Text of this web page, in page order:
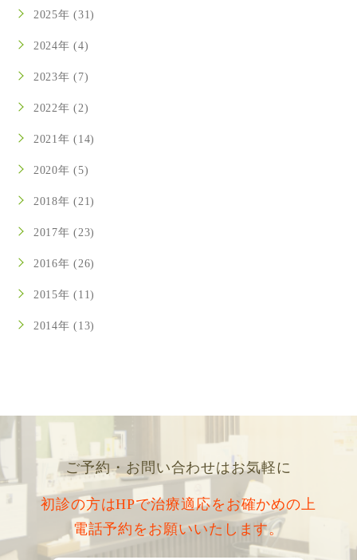
2025年 (31)
2024年 (4)
2023年 (7)
2022年 (2)
2021年 (14)
2020年 (5)
2018年 (21)
2017年 (23)
2016年 (26)
2015年 (11)
2014年 (13)
ご予約・お問い合わせはお気軽に
初診の方はHPで治療適応をお確かめの上
電話予約をお願いいたします。